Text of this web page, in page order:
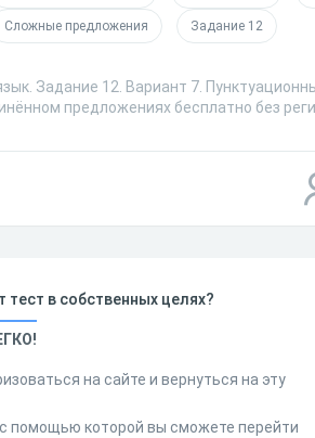
Сложные предложения Задание 12
Задание 12. Вариант 7.
предложениях бесплатно без
тест в собственных целях?
на сайте и вернуться на эту
с помощью которой вы сможете перейти